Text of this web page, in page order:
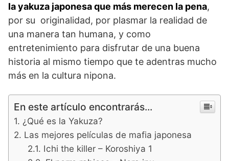
la yakuza japonesa que más merecen la pena,
por su originalidad, por plasmar la realidad de
una manera tan humana, y como
entretenimiento para disfrutar de una buena
historia al mismo tiempo que te adentras mucho
más en la cultura nipona.
En este artículo encontrarás...
¿Qué es la Yakuza?
Las mejores películas de mafia japonesa
Ichi the killer – Koroshiya 1